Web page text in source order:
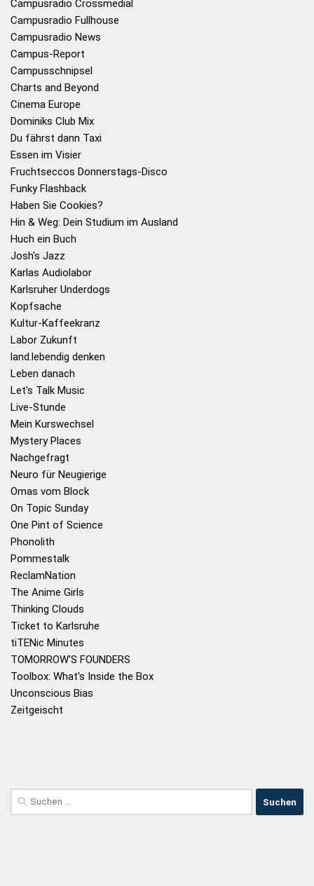
Campusradio Crossmedial
Campusradio Fullhouse
Campusradio News
Campus-Report
Campusschnipsel
Charts and Beyond
Cinema Europe
Dominiks Club Mix
Du fährst dann Taxi
Essen im Visier
Fruchtseccos Donnerstags-Disco
Funky Flashback
Haben Sie Cookies?
Hin & Weg: Dein Studium im Ausland
Huch ein Buch
Josh's Jazz
Karlas Audiolabor
Karlsruher Underdogs
Kopfsache
Kultur-Kaffeekranz
Labor Zukunft
land.lebendig denken
Leben danach
Let's Talk Music
Live-Stunde
Mein Kurswechsel
Mystery Places
Nachgefragt
Neuro für Neugierige
Omas vom Block
On Topic Sunday
One Pint of Science
Phonolith
Pommestalk
ReclamNation
The Anime Girls
Thinking Clouds
Ticket to Karlsruhe
tiTENic Minutes
TOMORROW'S FOUNDERS
Toolbox: What's Inside the Box
Unconscious Bias
Zeitgeischt